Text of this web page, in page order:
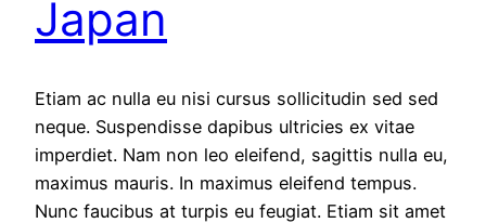
Japan
Etiam ac nulla eu nisi cursus sollicitudin sed sed
neque. Suspendisse dapibus ultricies ex vitae
imperdiet. Nam non leo eleifend, sagittis nulla eu,
maximus mauris. In maximus eleifend tempus.
Nunc faucibus at turpis eu feugiat. Etiam sit amet